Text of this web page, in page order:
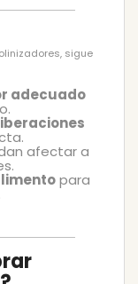
sigue
adecuado
afectar a
para